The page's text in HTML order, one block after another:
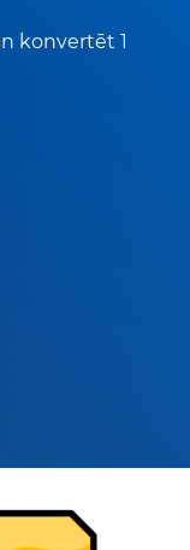
konvertēt 1